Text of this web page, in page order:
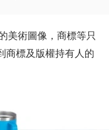
美術圖像，商標等只
商標及版權持有人的